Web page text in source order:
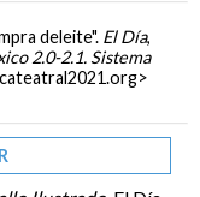
deleite". El Día,
2.0-2.1. Sistema